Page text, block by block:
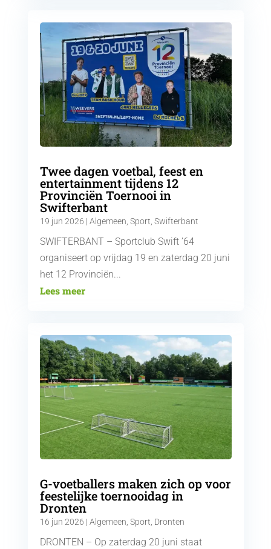
Twee dagen voetbal, feest en
entertainment tijdens 12
Provinciën Toernooi in
Swifterbant
19 jun 2026 | Algemeen Sport Swifterbant
SWIFTERBANT – Sportclub Swift ’64
organiseert op vrijdag 19 en zaterdag 20 juni
het 12 Provinciën...
Lees meer
G-voetballers maken zich op voor
feestelijke toernooidag in
Dronten
16 jun 2026 | Algemeen Sport Dronten
DRONTEN – Op zaterdag 20 juni staat